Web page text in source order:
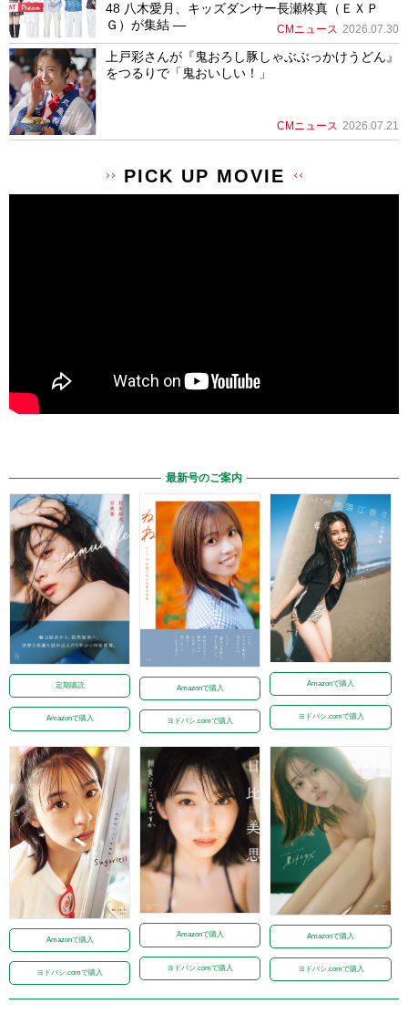
48 八木愛月、キッズダンサー長瀬柊真（ＥＸＰ
Ｇ）が集結 ―
CMニュース 2026.07.30
上戸彩さんが『鬼おろし豚しゃぶぶっかけうどん』
をつるりで「鬼おいしい！」
CMニュース 2026.07.21
PICK UP MOVIE
最新号のご案内
定期購読
Amazonで購入
Amazonで購入
ヨドバシ.comで購入
Amazonで購入
ヨドバシ.comで購入
Amazonで購入
ヨドバシ.comで購入
Amazonで購入
ヨドバシ.comで購入
Amazonで購入
ヨドバシ.comで購入